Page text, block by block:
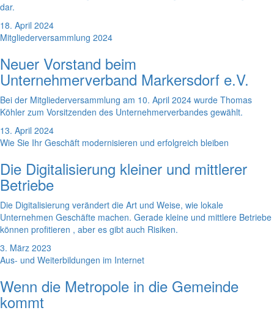
dar.
18. April 2024
Mitgliederversammlung 2024
Neuer Vorstand beim
Unternehmerverband Markersdorf e.V.
Bei der Mitgliederversammlung am 10. April 2024 wurde Thomas
Köhler zum Vorsitzenden des Unternehmerverbandes gewählt.
13. April 2024
Wie Sie Ihr Geschäft modernisieren und erfolgreich bleiben
Die Digitalisierung kleiner und mittlerer
Betriebe
Die Digitalisierung verändert die Art und Weise, wie lokale
Unternehmen Geschäfte machen. Gerade kleine und mittlere Betriebe
können profitieren , aber es gibt auch Risiken.
3. März 2023
Aus- und Weiterbildungen im Internet
Wenn die Metropole in die Gemeinde
kommt